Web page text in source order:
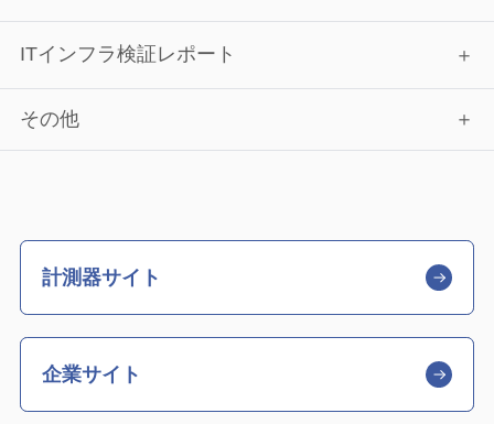
ITインフラ検証レポート
その他
計測器サイト
企業サイト